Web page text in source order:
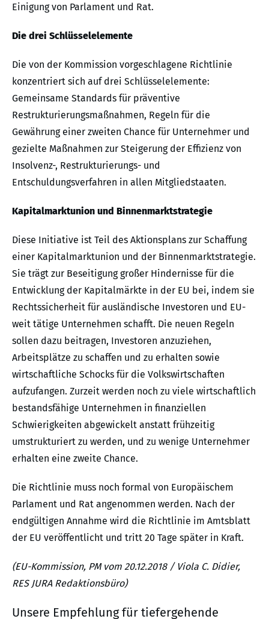
Einigung von Parlament und Rat.
Die drei Schlüsselelemente
Die von der Kommission vorgeschlagene Richtlinie
konzentriert sich auf drei Schlüsselelemente:
Gemeinsame Standards für präventive
Restrukturierungsmaßnahmen, Regeln für die
Gewährung einer zweiten Chance für Unternehmer und
gezielte Maßnahmen zur Steigerung der Effizienz von
Insolvenz-, Restrukturierungs- und
Entschuldungsverfahren in allen Mitgliedstaaten.
Kapitalmarktunion und Binnenmarktstrategie
Diese Initiative ist Teil des Aktionsplans zur Schaffung
einer Kapitalmarktunion und der Binnenmarktstrategie.
Sie trägt zur Beseitigung großer Hindernisse für die
Entwicklung der Kapitalmärkte in der EU bei, indem sie
Rechtssicherheit für ausländische Investoren und EU-
weit tätige Unternehmen schafft. Die neuen Regeln
sollen dazu beitragen, Investoren anzuziehen,
Arbeitsplätze zu schaffen und zu erhalten sowie
wirtschaftliche Schocks für die Volkswirtschaften
aufzufangen. Zurzeit werden noch zu viele wirtschaftlich
bestandsfähige Unternehmen in finanziellen
Schwierigkeiten abgewickelt anstatt frühzeitig
umstrukturiert zu werden, und zu wenige Unternehmer
erhalten eine zweite Chance.
Die Richtlinie muss noch formal von Europäischem
Parlament und Rat angenommen werden. Nach der
endgültigen Annahme wird die Richtlinie im Amtsblatt
der EU veröffentlicht und tritt 20 Tage später in Kraft.
(EU-Kommission, PM vom 20.12.2018 / Viola C. Didier,
RES JURA Redaktionsbüro)
Unsere Empfehlung für tiefergehende